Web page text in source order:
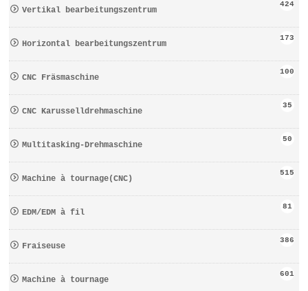
Vertikal bearbeitungszentrum
424
Horizontal bearbeitungszentrum
173
CNC Fräsmaschine
100
CNC Karusselldrehmaschine
35
Multitasking-Drehmaschine
50
Machine à tournage(CNC)
515
EDM/EDM à fil
81
Fraiseuse
386
Machine à tournage
601